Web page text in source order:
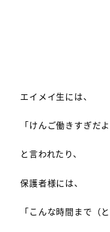
エイメイ生には、
「けんご働きすぎだ
と言われたり、
保護者様には、
「こんな時間まで（